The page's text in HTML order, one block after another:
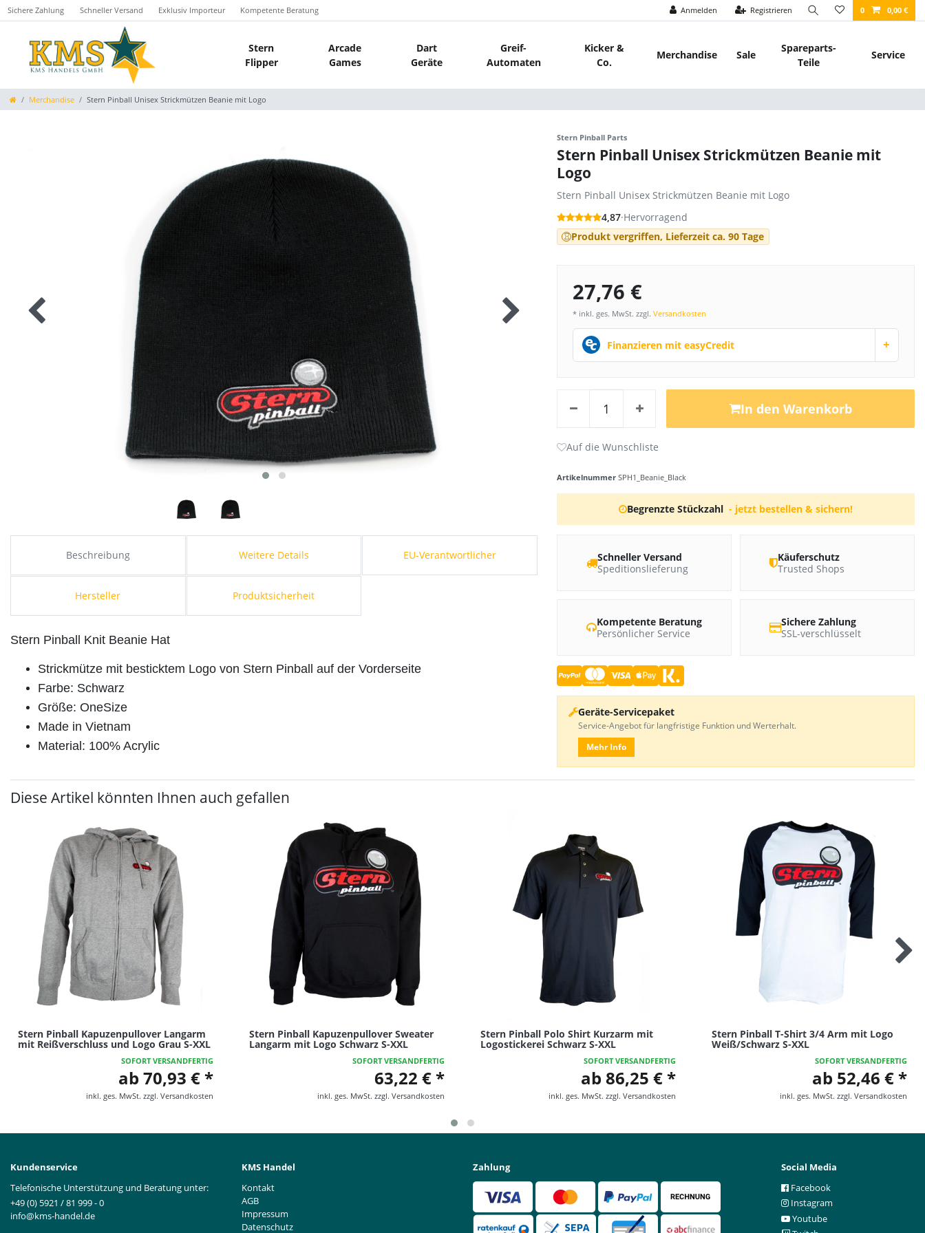
Sichere Zahlung Schneller Versand Exklusiv Importeur Kompetente Beratung Anmelden Registrieren 0 0,00 €
Stern
Flipper
Arcade
Games
Dart
Geräte
Greif-
Automaten
Kicker &
Co.
Merchandise Sale
Spareparts-
Teile
Service
Merchandise Stern Pinball Unisex Strickmützen Beanie mit Logo
Beschreibung Weitere Details EU-Verantwortlicher
Hersteller Produktsicherheit
Stern Pinball Knit Beanie Hat
Strickmütze mit besticktem Logo von Stern Pinball auf der Vorderseite
Farbe: Schwarz
Größe: OneSize
Made in Vietnam
Material: 100% Acrylic
Stern Pinball Parts
Stern Pinball Unisex Strickmützen Beanie mit
Logo
Stern Pinball Unisex Strickmützen Beanie mit Logo
4,87·Hervorragend
Produkt vergriffen, Lieferzeit ca. 90 Tage
27,76 €
* inkl. ges. MwSt. zzgl.Versandkosten
Finanzieren mit easyCredit +
In den Warenkorb
Artikelnummer SPH1_Beanie_Black
Begrenzte Stückzahl - jetzt bestellen & sichern!
Schneller Versand
Speditionslieferung
Käuferschutz
Trusted Shops
Kompetente Beratung
Persönlicher Service
Sichere Zahlung
SSL-verschlüsselt
Geräte-Servicepaket
Service-Angebot für langfristige Funktion und Werterhalt.
Mehr Info
Diese Artikel könnten Ihnen auch gefallen
Stern Pinball Kapuzenpullover Langarm
mit Reißverschluss und Logo Grau S-XXL
SOFORT VERSANDFERTIG
ab 70,93 € *
inkl. ges. MwSt. zzgl. Versandkosten
Stern Pinball Kapuzenpullover Sweater
Langarm mit Logo Schwarz S-XXL
SOFORT VERSANDFERTIG
63,22 € *
inkl. ges. MwSt. zzgl. Versandkosten
Stern Pinball Polo Shirt Kurzarm mit
Logostickerei Schwarz S-XXL
SOFORT VERSANDFERTIG
ab 86,25 € *
inkl. ges. MwSt. zzgl. Versandkosten
Stern Pinball T-Shirt 3/4 Arm mit Logo
Weiß/Schwarz S-XXL
SOFORT VERSANDFERTIG
ab 52,46 € *
inkl. ges. MwSt. zzgl. Versandkosten
Kundenservice
Telefonische Unterstützung und Beratung unter:
+49 (0) 5921 / 81 999 - 0
info@kms-handel.de
KMS Handel
Kontakt
AGB
Impressum
Datenschutz
Zahlung
Social Media
Facebook
Instagram
Youtube